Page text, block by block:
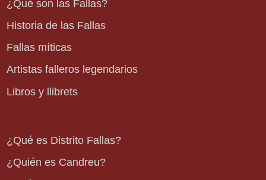
¿Qué son las Fallas?
Historia de las Fallas
Fallas míticas
Artistas falleros legendarios
Libros y llibrets
¿Qué es Distrito Fallas?
¿Quién es Candreu?